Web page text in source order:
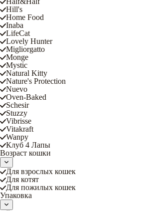
Hill's
Home Food
Inaba
LifeCat
Lovely Hunter
Migliorgatto
Monge
Mystic
Natural Kitty
Nature's Protection
Nuevo
Oven-Baked
Schesir
Stuzzy
Vibrisse
Vitakraft
Wanpy
Клуб 4 Лапы
Возраст кошки
Для взрослых кошек
Для котят
Для пожилых кошек
Упаковка